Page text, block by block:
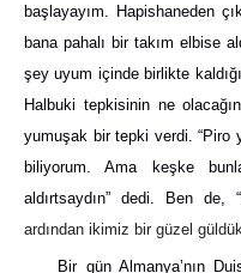
başlayayım. Hapishaneden
bana pahalı bir takım elbise
şey uyum içinde birlikte
Halbuki tepkisinin ne
yumuşak bir tepki verdi. “Piro
biliyorum. Ama keşke
aldırtsaydın” dedi. Ben
ardından ikimiz bir güzel güldük.
Bir gün Almanya’nın